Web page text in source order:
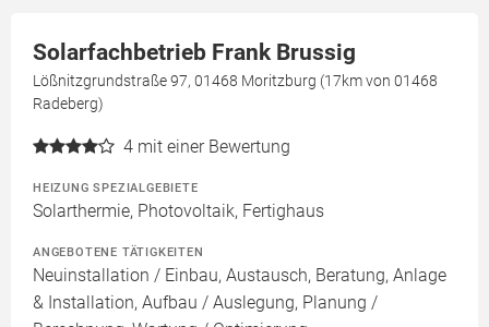
Solarfachbetrieb Frank Brussig
Lößnitzgrundstraße 97, 01468 Moritzburg (17km von 01468
Radeberg)
4 mit einer Bewertung
HEIZUNG SPEZIALGEBIETE
Solarthermie, Photovoltaik, Fertighaus
ANGEBOTENE TÄTIGKEITEN
Neuinstallation / Einbau, Austausch, Beratung, Anlage
& Installation, Aufbau / Auslegung, Planung /